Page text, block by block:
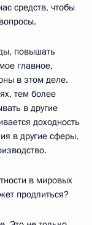
средств, чтобы
повышать
главное,
в этом деле.
тем более
в другие
доходность
в другие сферы,
в мировых
продлиться?